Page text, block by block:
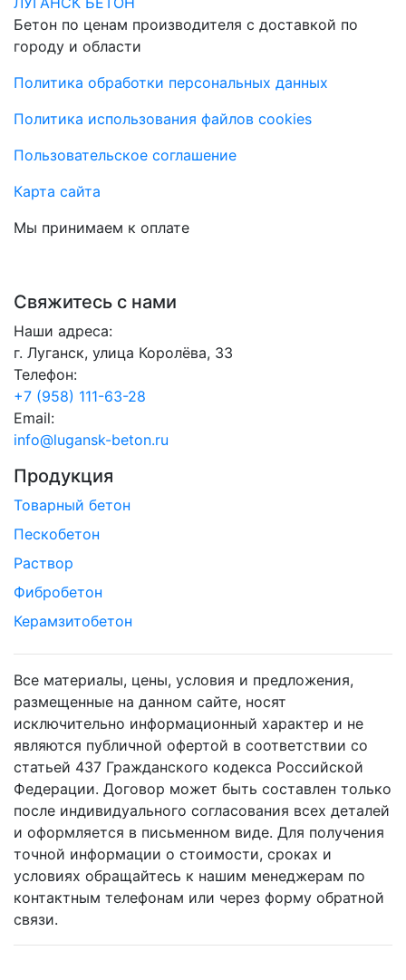
Бетон по ценам производителя с доставкой по
городу и области
Политика обработки персональных данных
Политика использования файлов cookies
Пользовательское соглашение
Карта сайта
Мы принимаем к оплате
Свяжитесь с нами
Наши адреса:
г. Луганск, улица Королёва, 33
Телефон:
+7 (958) 111-63-28
Email:
info@lugansk-beton.ru
Продукция
Товарный бетон
Пескобетон
Раствор
Фибробетон
Керамзитобетон
Все материалы, цены, условия и предложения,
размещенные на данном сайте, носят
исключительно информационный характер и не
являются публичной офертой в соответствии со
статьей 437 Гражданского кодекса Российской
Федерации. Договор может быть составлен только
после индивидуального согласования всех деталей
и оформляется в письменном виде. Для получения
точной информации о стоимости, сроках и
условиях обращайтесь к нашим менеджерам по
контактным телефонам или через форму обратной
связи.